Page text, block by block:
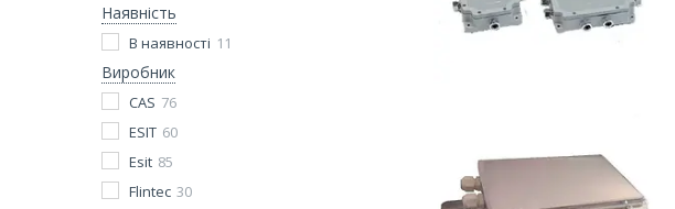
Наявність
В наявності 11
Виробник
CAS 76
ESIT 60
Esit 85
Flintec 30